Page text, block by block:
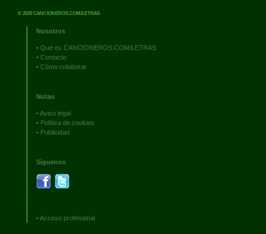
© 2026 CANCIONEROS.COM/LETRAS
Nosotros
• Qué es CANCIONEROS.COM/LETRAS
• Contacto
• Cómo colaborar
Notas
•Aviso legal
• Política de cookies
• Publicidad
Síguenos
•Acceso profesional